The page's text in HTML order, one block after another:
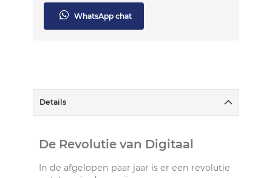
WhatsApp chat
Details
De Revolutie van Digitaal
In de afgelopen paar jaar is er een revolutie